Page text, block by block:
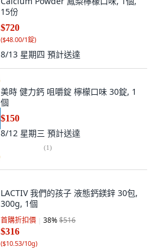
15份
$720
($48.00/1錠)
8/13 星期四 預計送達
美時 健力鈣 咀嚼錠 檸檬口味 30錠, 1
個
$150
8/12 星期三 預計送達
(1)
LACTIV 我們的孩子 液態鈣鎂鋅 30包,
300g, 1個
首購折扣價 38%$516
$316
($10.53/10g)